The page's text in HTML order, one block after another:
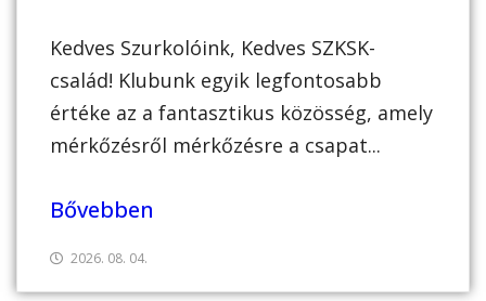
Kedves Szurkolóink, Kedves SZKSK-
család! Klubunk egyik legfontosabb
értéke az a fantasztikus közösség, amely
mérkőzésről mérkőzésre a csapat...
Bővebben
2026. 08. 04.